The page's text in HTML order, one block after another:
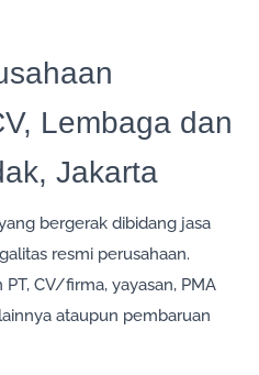
Lembaga dan
Jakarta
bergerak dibidang jasa
resmi perusahaan.
CV/firma, yayasan, PMA
ataupun pembaruan